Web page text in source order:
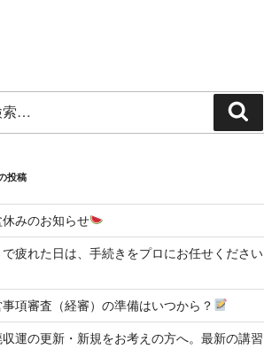
索
投稿
休みのお知らせ
で疲れた日は、手続きをプロにお任せください
項審査（経審）の準備はいつから？
収運の更新・新規をお考えの方へ。最新の講習